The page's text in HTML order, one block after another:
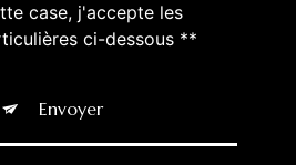
case, j'accepte les
ci-dessous **
Envoyer